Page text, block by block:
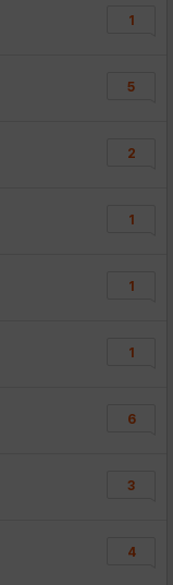
1
5
2
1
1
1
6
3
4